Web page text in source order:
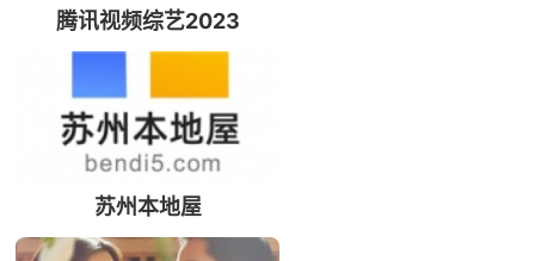
腾讯视频综艺2023
苏州本地屋